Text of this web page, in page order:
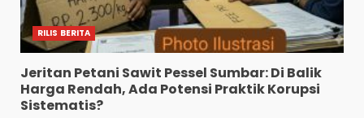
RILIS BERITA
Jeritan Petani Sawit Pessel Sumbar: Di Balik
Harga Rendah, Ada Potensi Praktik Korupsi
Sistematis?